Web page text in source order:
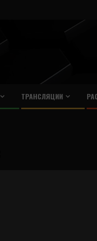
ТРАНСЛЯЦИИ